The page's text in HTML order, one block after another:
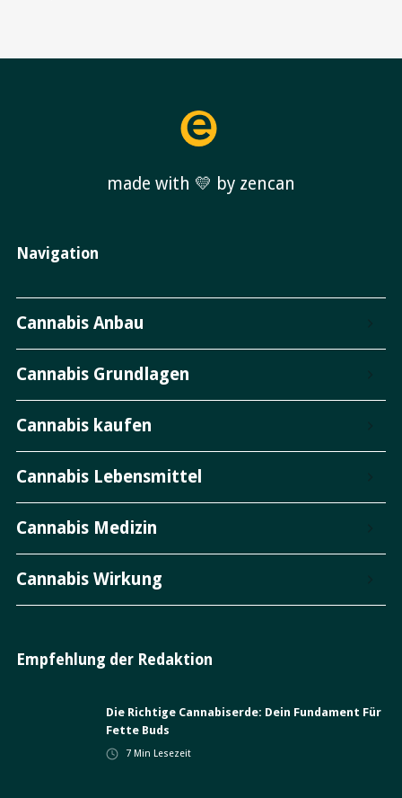
made with 💛 by zencan
Navigation
Cannabis Anbau
Cannabis Grundlagen
Cannabis kaufen
Cannabis Lebensmittel
Cannabis Medizin
Cannabis Wirkung
Empfehlung der Redaktion
Die Richtige Cannabiserde: Dein Fundament Für
Fette Buds
7 Min Lesezeit